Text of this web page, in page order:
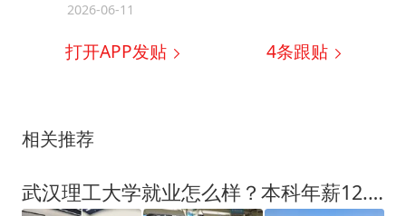
2026-06-11
打开APP发贴 4条跟贴
相关推荐
武汉理工大学就业怎么样？本科年薪12.3万在211中意味着什么